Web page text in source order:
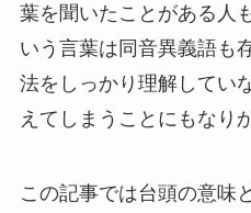
葉を聞いたことがある人
いう言葉は同音異義語も
法をしっかり理解してい
えてしまうことにもなり
この記事では台頭の意味